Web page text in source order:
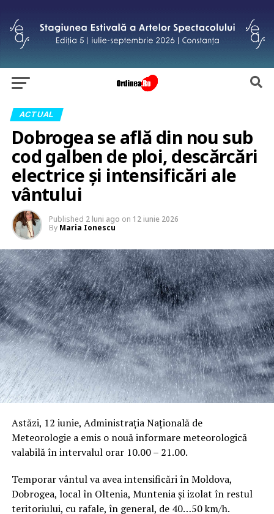
ACTUAL
Dobrogea se află din nou sub
cod galben de ploi, descărcări
electrice și intensificări ale
vântului
Published 2 luni ago on 12 iunie 2026
By Maria Ionescu
Astăzi, 12 iunie, Administrația Națională de
Meteorologie a emis o nouă informare meteorologică
valabilă în intervalul orar 10.00 – 21.00.
Temporar vântul va avea intensificări în Moldova,
Dobrogea, local în Oltenia, Muntenia și izolat în restul
teritoriului, cu rafale, în general, de 40…50 km/h.